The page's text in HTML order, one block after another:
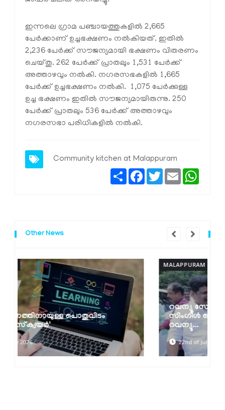
ഇന്നലെ ഗ്രാമ പഞ്ചായത്തുകളില്‍ 2,665
പേര്‍ക്കാണ് ഉച്ചഭക്ഷണം നല്‍കിയത്. ഇതില്‍
2,236 പേര്‍ക്ക് സൗജന്യമായി ഭക്ഷണം വിതരണം
ചെയ്തു. 262 പേര്‍ക്ക് പ്രാതലും 1,531 പേര്‍ക്ക്
അത്താഴവും നല്‍കി. നഗരസഭകളില്‍ 1,665
പേര്‍ക്ക് ഉച്ചഭക്ഷണം നല്‍കി. 1,075 പേര്‍ക്കുള്ള
ഉച്ച ഭക്ഷണം ഇതില്‍ സൗജന്യമായിരുന്നു. 250
പേര്‍ക്ക് പ്രാതലും 536 പേര്‍ക്ക് അത്താഴവും
നഗരസഭാ പരിധികളില്‍ നല്‍കി.
Community kitchen at Malappuram
ShareFacebook
TwitterEmail
Other News
MALAPPURAM
റവന്യൂ സേവനങ്ങള്‍ ഇനി ഒറ്റ ക്ലിക്കില്‍;
സിംഗിള്‍ സൈന്‍ ഓണ്‍ സംവിധാനവുമായി
റവന്യു...
22nd of July 2026